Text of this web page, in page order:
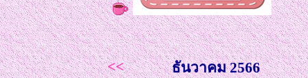
<<
ธันวาคม 2566